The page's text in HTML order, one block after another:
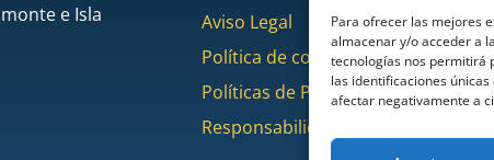
Para ofrecer las mejores
almacenar y/o acceder a
tecnologías nos permitirá
las identificaciones
afectar negativamente a
e Isla
Aviso Legal
Política de cookies
Políticas de Privacidad
Responsabilidad